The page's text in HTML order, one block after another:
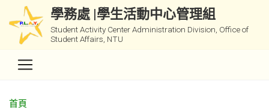
學務處 |學生活動中心管理組
Student Activity Center Administration Division, Office of
Student Affairs, NTU
首頁